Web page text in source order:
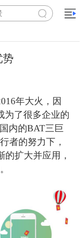
势
年大火，因
为了很多企业的
内的BAT三巨
者的努力下，
的扩大并应用，